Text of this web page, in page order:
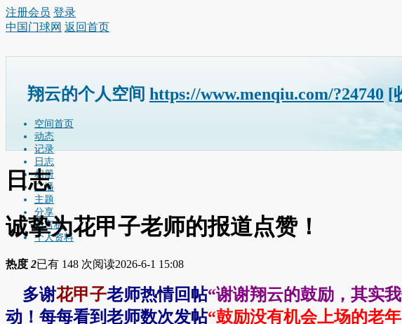
注册会员 登录
中国门球网 返回首页
翔云的个人空间 https://www.menqiu.com/?24740 [
空间首页
动态
记录
日志
相册
广播
主题
分享
留言板
个人资料
日志
诚挚为花甲子老师的报道点赞！
热度 2已有 148 次阅读2026-6-1 15:08
多谢花甲子老师热情回帖“谢谢翔云的鼓励，其实
动！每每看到老师数次发帖“鼓励没有机会上场的老